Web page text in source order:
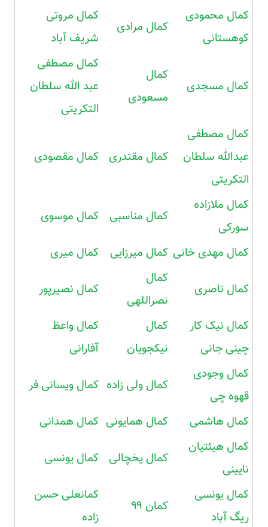
کمال محمودی
کوهستانی
کمال مرادی
کمال مروتی
شریف آباد
کمال مسجدی
کمال
مسعودی
کمال مصطفی
عبد الله سلطان
التکریتی
کمال مصطفی
عبدالله سلطان
التکریتی
کمال مقتدری کمال مقصودی
کمال ملازاده
سورکی
کمال مناسبی کمال موسوی
کمال مهدی خانی کمال میرزایی کمال میری
کمال ناصری
کمال
نصراللهی
کمال نصیرپور
کمال نیک کار
چینی جانی
کمال
نیکجویان
کمال واعظ
آفارانی
کمال وجودی
قهوه چی
کمال ولی زاده کمال ویسانی فر
کمال هاشمی کمال همایونی کمال همدانی
کمال هیئتیان
نایینی
کمال یخچالی کمال یونسی
کمال یونسی
ریگ آباد
کمان ۹۹
کمانعلی حسن
زاده